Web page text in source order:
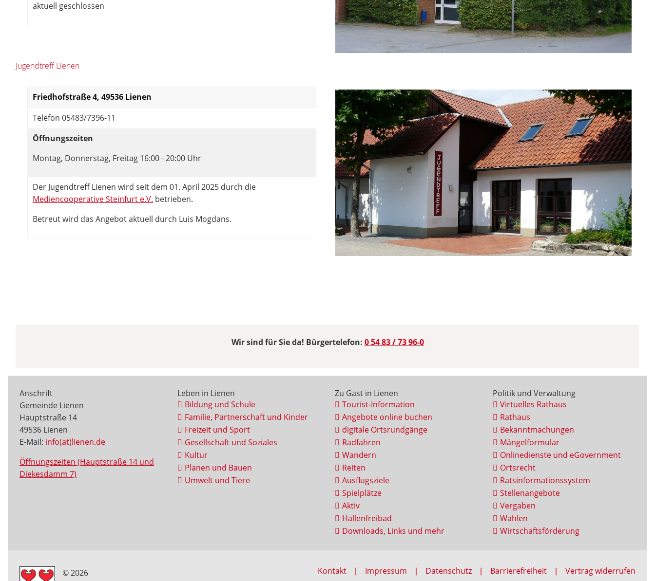
aktuell geschlossen
Jugendtreff Lienen
Friedhofstraße 4, 49536 Lienen
Telefon 05483/7396-11
Öffnungszeiten
Montag, Donnerstag, Freitag 16:00 - 20:00 Uhr
Der Jugendtreff Lienen wird seit dem 01. April 2025 durch die
Mediencooperative Steinfurt e.V. betrieben.
Betreut wird das Angebot aktuell durch Luis Mogdans.
Wir sind für Sie da! Bürgertelefon: 0 54 83 / 73 96-0
Anschrift
Gemeinde Lienen
Hauptstraße 14
49536 Lienen
E-Mail: info(at)lienen.de
Öffnungszeiten (Hauptstraße 14 und
Diekesdamm 7)
Leben in Lienen
Bildung und Schule
Familie, Partnerschaft und Kinder
Freizeit und Sport
Gesellschaft und Soziales
Kultur
Planen und Bauen
Umwelt und Tiere
Zu Gast in Lienen
Tourist-Information
Angebote online buchen
digitale Ortsrundgänge
Radfahren
Wandern
Reiten
Ausflugsziele
Spielplätze
Aktiv
Hallenfreibad
Downloads, Links und mehr
Politik und Verwaltung
Virtuelles Rathaus
Rathaus
Bekanntmachungen
Mängelformular
Onlinedienste und eGovernment
Ortsrecht
Ratsinformationssystem
Stellenangebote
Vergaben
Wahlen
Wirtschaftsförderung
© 2026 Kontakt Impressum Datenschutz Barrierefreiheit Vertrag widerrufen